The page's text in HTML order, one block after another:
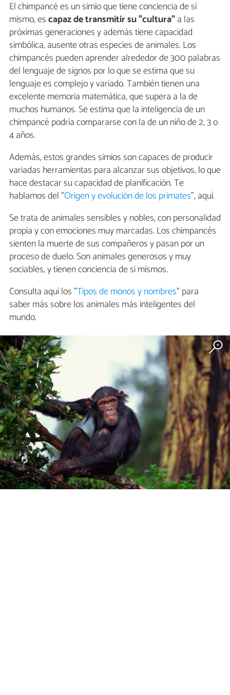
El chimpancé es un simio que tiene conciencia de sí
mismo, escapaz de transmitir su "cultura"a las
próximas generaciones y además tiene capacidad
simbólica, ausente otras especies de animales. Los
chimpancés pueden aprender alrededor de 300 palabras
del lenguaje de signos por lo que se estima que su
lenguaje es complejo y variado. También tienen una
excelente memoria matemática, que supera a la de
muchos humanos. Se estima que la inteligencia de un
chimpancé podría compararse con la de un niño de 2, 3 o
4 años.
Además, estos grandes simios son capaces de producir
variadas herramientas para alcanzar sus objetivos, lo que
hace destacar su capacidad de planificación. Te
hablamos del "Origen y evolución de los primates", aquí.
Se trata de animales sensibles y nobles, con personalidad
propia y con emociones muy marcadas. Los chimpancés
sienten la muerte de sus compañeros y pasan por un
proceso de duelo. Son animales generosos y muy
sociables, y tienen conciencia de si mismos.
Consulta aquí los "Tipos de monos y nombres" para
saber más sobre los animales más inteligentes del
mundo.